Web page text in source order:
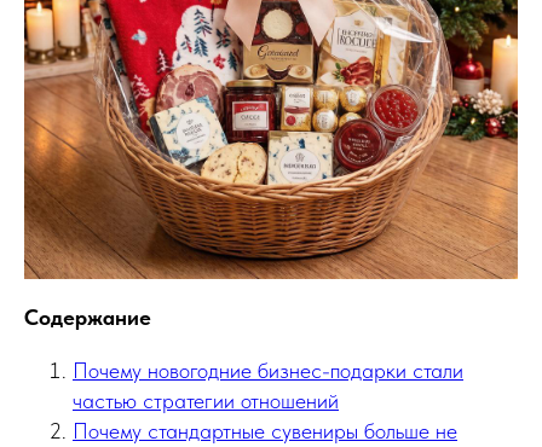
Содержание
Почему новогодние бизнес-подарки стали
частью стратегии отношений
Почему стандартные сувениры больше не